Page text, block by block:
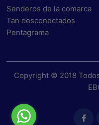
Senderos de la comarca
Tan desconectados
Pentagrama
Copyright © 2018